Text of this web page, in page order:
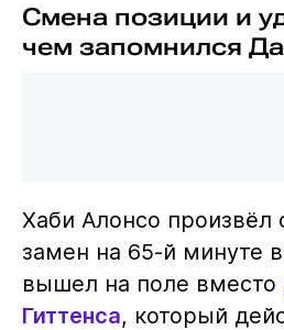
Смена позиции и
чем запомнился
Хаби Алонсо произвёл
замен на 65-й минуте
вышел на поле вместо
Гиттенса, который